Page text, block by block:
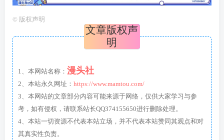
© 版权声明
文章版权声
明
1、本网站名称： 漫头社
2、本站永久网址： https://www.mamtou.com/
3、本网站的文章部分内容可能来源于网络，仅供大家学习与参
考，如有侵权，请联系站长QQ374155650进行删除处理。
4、本站一切资源不代表本站立场，并不代表本站赞同其观点和对
其真实性负责。